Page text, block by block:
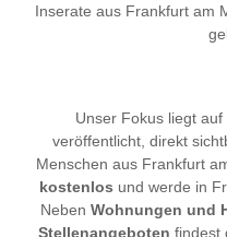
Inserate aus Frankfurt am
Unser Fokus liegt auf
veröffentlicht, direkt
Menschen aus Frankfurt
kostenlos und werde in
Neben Wohnungen und
Stellenangeboten findest